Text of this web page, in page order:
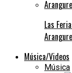
Las
Música/Videos
Música